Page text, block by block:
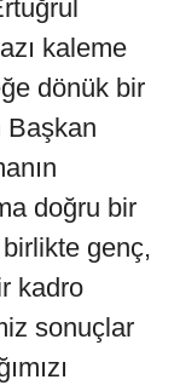
kaleme
dönük bir
Başkan
doğru bir
genç,
kadro
sonuçlar